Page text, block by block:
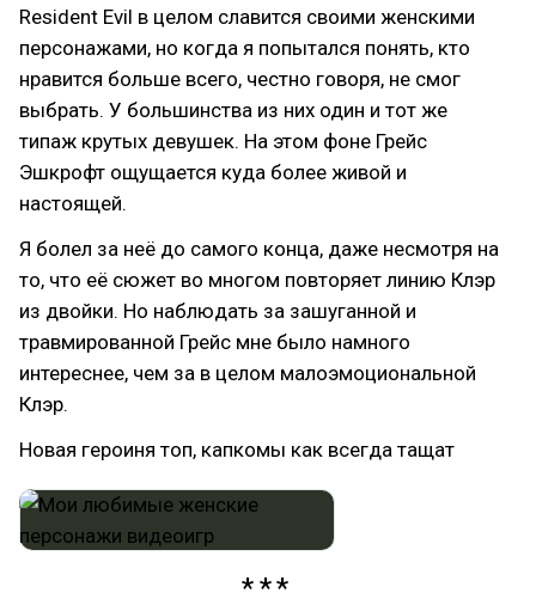
Resident Evil в целом славится своими женскими
персонажами, но когда я попытался понять, кто
нравится больше всего, честно говоря, не смог
выбрать. У большинства из них один и тот же
типаж крутых девушек. На этом фоне Грейс
Эшкрофт ощущается куда более живой и
настоящей.
Я болел за неё до самого конца, даже несмотря на
то, что её сюжет во многом повторяет линию Клэр
из двойки. Но наблюдать за зашуганной и
травмированной Грейс мне было намного
интереснее, чем за в целом малоэмоциональной
Клэр.
Новая героиня топ, капкомы как всегда тащат